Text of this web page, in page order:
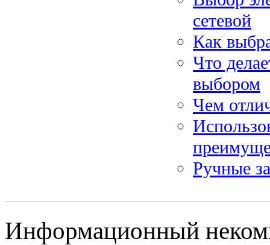
сетевой
Как
Что
выбором
Чем
Ручные
Информационный